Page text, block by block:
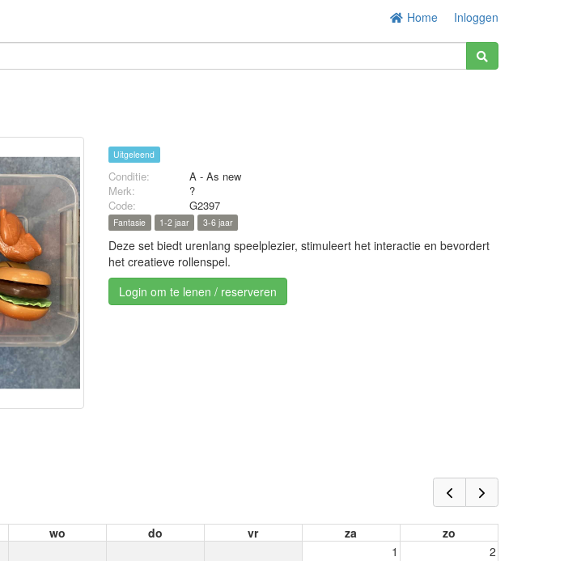
Home Inloggen
Uitgeleend
Conditie:
A - As new
Merk:
?
Code:
G2397
Fantasie 1-2 jaar 3-6 jaar
Deze set biedt urenlang speelplezier, stimuleert het interactie en bevordert
het creatieve rollenspel.
Login om te lenen / reserveren
wo do vr za
zo
1
2